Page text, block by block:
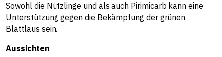
Sowohl die Nützlinge und als auch Pirimicarb kann eine
Unterstützung gegen die Bekämpfung der grünen
Blattlaus sein.
Aussichten